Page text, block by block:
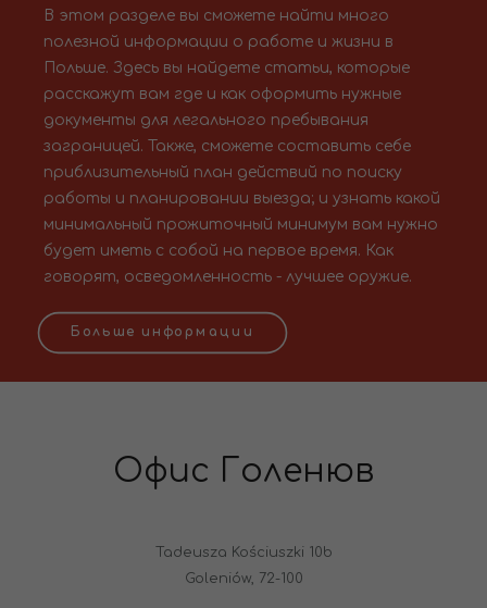
В этом разделе вы сможете найти много
полезной информации о работе и жизни в
Польше. Здесь вы найдете статьи, которые
расскажут вам где и как оформить нужные
документы для легального пребывания
заграницей. Также, сможете составить себе
приблизительный план действий по поиску
работы и планировании выезда; и узнать какой
минимальный прожиточный минимум вам нужно
будет иметь с собой на первое время. Как
говорят, осведомленность - лучшее оружие.
Больше информации
Офис Голенюв
Tadeusza Kościuszki 10b
Goleniów, 72-100